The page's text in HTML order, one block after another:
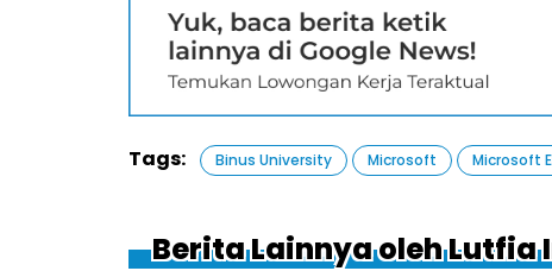
Tags: Binus University Microsoft Microsoft
Berita Lainnya oleh Lutfia